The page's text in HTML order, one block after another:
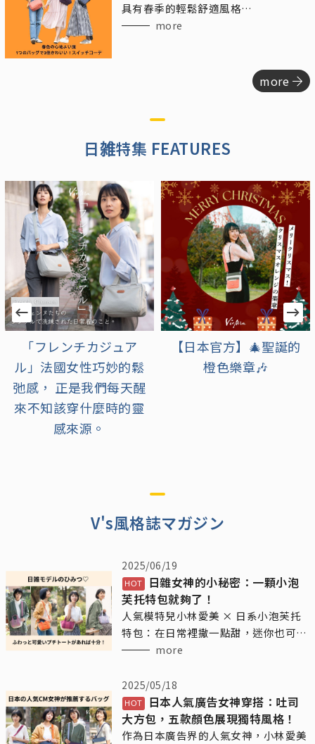
具有春季的輕鬆舒適風格
又帶點精緻的成熟休閒感
more
more
日雑特集 FEATURES
【日本官方】🎄聖誕的
橙色樂章🎶
【日本官方】充滿可愛
與溫馨的浪漫季節到
V's風格誌マガジン
2025/06/19
日雜女神的小秘密：一顆小泡
芙托特包就夠了！
人氣模特兒小林愛美 × 日系小泡芙托
特包：在日常裡撒一點甜，迷你也可以
很有態度more
2025/05/18
日本人氣廣告女神穿搭：吐司
大方包，五款顏色展現獨特風格！
作為日本廣告界的人氣女神，小林愛美